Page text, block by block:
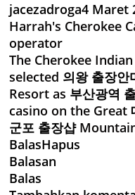
jacezadroga4 Maret
Harrah's Cherokee
operator
The Cherokee Indian
selected 의왕 출장안
Resort as 부산광역
casino on the Great
군포 출장샵
BalasHapus
Balasan
Balas